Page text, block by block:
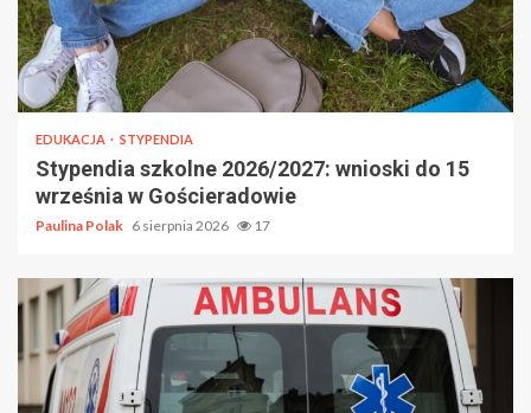
EDUKACJA STYPENDIA
Stypendia szkolne 2026/2027: wnioski do 15
września w Gościeradowie
Paulina Polak 6 sierpnia 2026 17